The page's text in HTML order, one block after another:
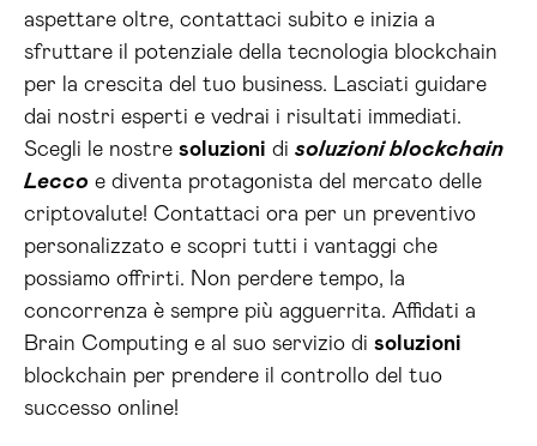
aspettare oltre, contattaci subito e inizia a
sfruttare il potenziale della tecnologia blockchain
per la crescita del tuo business. Lasciati guidare
dai nostri esperti e vedrai i risultati immediati.
Scegli le nostre soluzioni di soluzioni blockchain
Lecco e diventa protagonista del mercato delle
criptovalute! Contattaci ora per un preventivo
personalizzato e scopri tutti i vantaggi che
possiamo offrirti. Non perdere tempo, la
concorrenza è sempre più agguerrita. Affidati a
Brain Computing e al suo servizio di soluzioni
blockchain per prendere il controllo del tuo
successo online!